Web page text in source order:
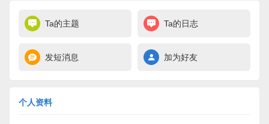
Ta的主题 Ta的日志
发短消息 加为好友
个人资料